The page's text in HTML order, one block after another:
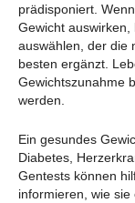
prädisponiert.
Gewicht
auswählen, der die
besten ergänzt.
Gewichtszunahme
werden.
Ein gesundes
Diabetes,
Gentests können
informieren, wie